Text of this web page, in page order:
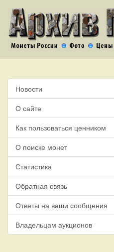
Новости
О сайте
Как пользоваться ценником
О поиске монет
Статистика
Обратная связь
Ответы на ваши сообщения
Владельцам аукционов